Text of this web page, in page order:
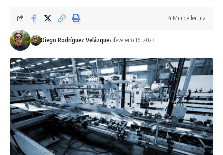
Diego Rodríguez Velázquez fevereiro 16, 2023
4 Min de leitura